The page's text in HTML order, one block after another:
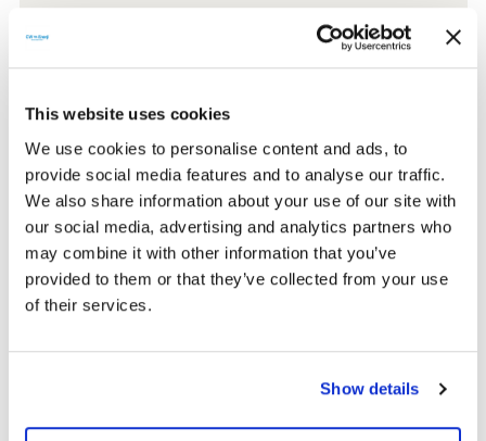
This website uses cookies
We use cookies to personalise content and ads, to
provide social media features and to analyse our traffic.
We also share information about your use of our site with
our social media, advertising and analytics partners who
may combine it with other information that you’ve
provided to them or that they’ve collected from your use
of their services.
Show details
Zertifikate
CE-Dokumente
Garantiedokumente